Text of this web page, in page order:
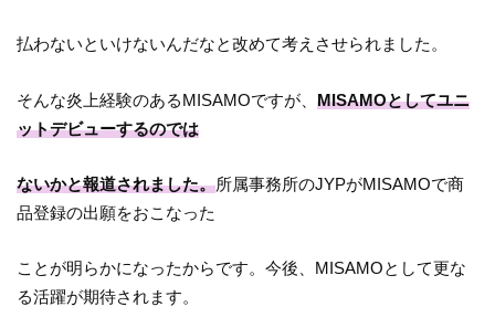
払わないといけないんだなと改めて考えさせられました。
そんな炎上経験のあるMISAMOですが、MISAMOとしてユニ
ットデビューするのでは
ないかと報道されました。所属事務所のJYPがMISAMOで商
品登録の出願をおこなった
ことが明らかになったからです。今後、MISAMOとして更な
る活躍が期待されます。